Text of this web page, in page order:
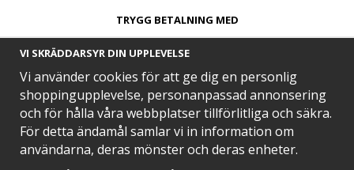
TRYGG BETALNING MED​
SNABB LEVERANS MED
VI SKRÄDDARSYR DIN UPPLEVELSE
Vi använder cookies för att ge dig en personlig
shoppingupplevelse, personanpassad annonsering
och för hålla våra webbplatser tillförlitliga och säkra.
För detta ändamål samlar vi in information om
användarna, deras mönster och deras enheter.